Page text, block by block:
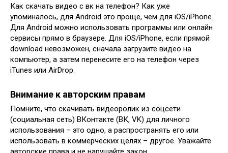
Как скачать видео с вк на телефон? Как уже
упоминалось, для Android это проще, чем для iOS/iPhone.
Для Android можно использовать программы или онлайн
сервисы прямо в браузере. Для iOS/iPhone, если прямой
download невозможен, сначала загрузите видео на
компьютер, а затем перенесите его на телефон через
iTunes или AirDrop.
Внимание к авторским правам
Помните, что скачивать видеоролик из соцсети
(социальная сеть) ВКонтакте (ВК, VK) для личного
использования – это одно, а распространять его или
использовать в коммерческих целях – другое. Уважайте